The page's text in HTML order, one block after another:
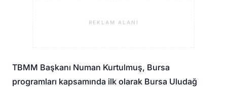
REKLAM ALANI
TBMM Başkanı Numan Kurtulmuş, Bursa
programları kapsamında ilk olarak Bursa Uludağ